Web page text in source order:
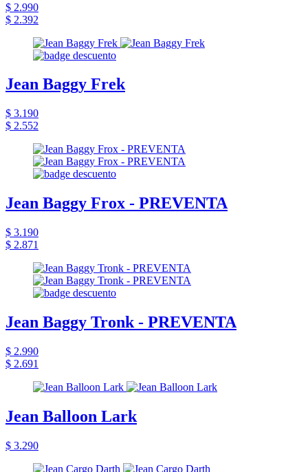
$ 2.990
$ 2.392
Jean Baggy Frek
$ 3.190
$ 2.552
Jean Baggy Frox - PREVENTA
$ 3.190
$ 2.871
Jean Baggy Tronk - PREVENTA
$ 2.990
$ 2.691
Jean Balloon Lark
$ 3.290